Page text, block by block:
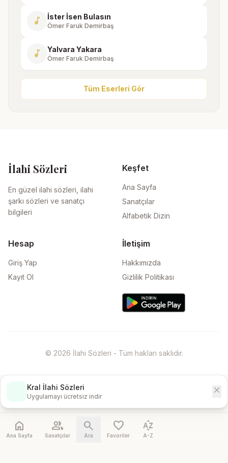
music_note İster İsen Bulasın
Ömer Faruk Demirbaş
music_note Yalvara Yakara
Ömer Faruk Demirbaş
Tüm Eserleri Gör
İlahi Sözleri
En güzel ilahi sözleri, ilahi
şarkı sözleri ve sanatçı
bilgileri
Keşfet
Ana Sayfa
Sanatçılar
Alfabetik Dizin
Hesap
Giriş Yap
Kayıt Ol
İletişim
Hakkımızda
Gizlilik Politikası
© 2026 İlahi Sözleri - Tüm hakları saklıdır.
Kral İlahi Sözleri
Uygulamayı ücretsiz indir
close
home
Ana Sayfa
people
Sanatçılar
search
Ara
favorite
Favoriler
sort_by_alpha
A-Z